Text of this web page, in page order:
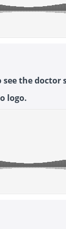
the doctor
logo.